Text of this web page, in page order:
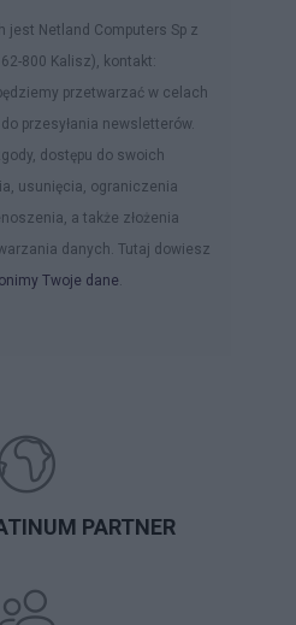
jest Netland Computers Sp z
800 Kalisz), kontakt:
przetwarzać w celach
przesyłania newsletterów.
dostępu do swoich
usunięcia, ograniczenia
a także złożenia
danych. Tutaj dowiesz
Twoje dane.
PARTNER